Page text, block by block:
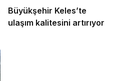
Büyükşehir Keles’te
ulaşım kalitesini artırıyor